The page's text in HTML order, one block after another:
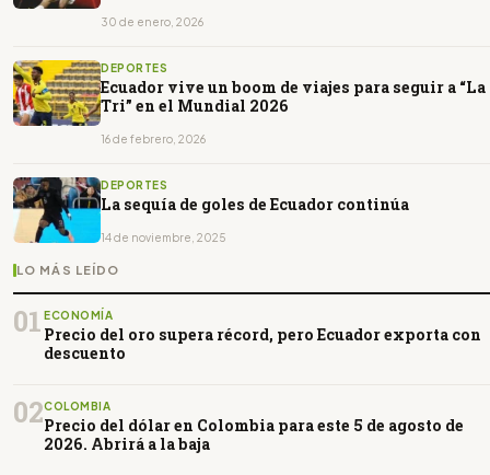
30 de enero, 2026
DEPORTES
Ecuador vive un boom de viajes para seguir a “La
Tri” en el Mundial 2026
16 de febrero, 2026
DEPORTES
La sequía de goles de Ecuador continúa
14 de noviembre, 2025
LO MÁS LEÍDO
01 ECONOMÍA
Precio del oro supera récord, pero Ecuador exporta con
descuento
02COLOMBIA
Precio del dólar en Colombia para este 5 de agosto de
2026. Abrirá a la baja